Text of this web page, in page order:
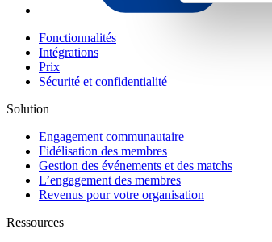
Fonctionnalités
Intégrations
Prix
Sécurité et confidentialité
Solution
Engagement communautaire
Fidélisation des membres
Gestion des événements et des matchs
L’engagement des membres
Revenus pour votre organisation
Ressources